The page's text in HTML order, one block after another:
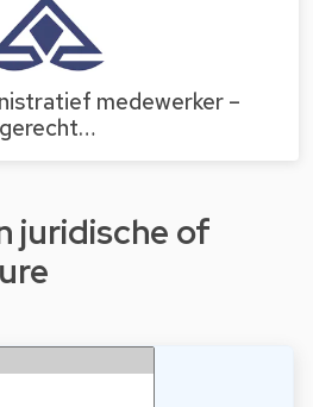
medewerker –
gerecht…
juridische of